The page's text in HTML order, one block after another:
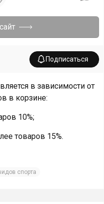
Подписаться
в зависимости от
в корзине:
10%;
товаров 15%.
спорта